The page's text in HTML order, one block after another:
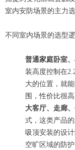
室内安防场景的主力选
不同室内场景的选型
普通家庭卧室
装高度控制在
大的位置，就
围，性价比很高
大客厅、走廊
式，这类产品
吸顶安装的设
空旷区域的防护